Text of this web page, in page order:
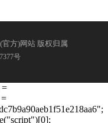
方)网站 版权归属
号
=
=